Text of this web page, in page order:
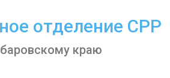
отделение СРР
краю